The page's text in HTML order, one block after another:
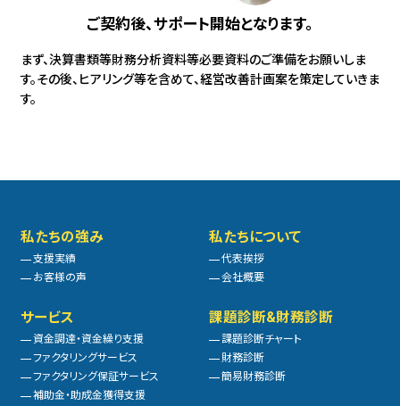
ご契約後、サポート開始となります。
まず、決算書類等財務分析資料等必要資料のご準備をお願いしま
す。その後、 ヒアリング等を含めて、経営改善計画案を策定していきま
す。
サービス
資金調達・資金繰り支援
ファクタリングサービス
ファクタリング保証サービス
補助金・助成金獲得支援
私たちの強み
支援実績
お客様の声
課題診断&財務診断
課題診断チャート
財務診断
簡易財務診断
私たちについて
代表挨拶
会社概要